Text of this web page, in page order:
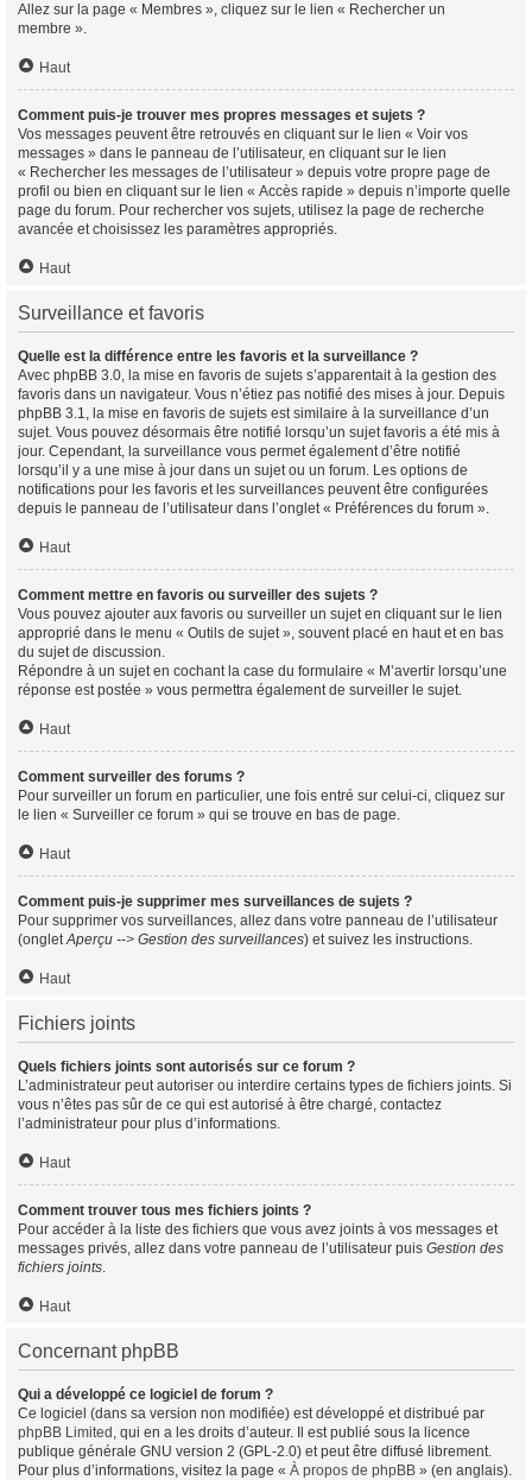
Allez sur la page « Membres », cliquez sur le lien « Rechercher un
membre ».
Haut
Comment puis-je trouver mes propres messages et sujets ?
Vos messages peuvent être retrouvés en cliquant sur le lien « Voir vos
messages » dans le panneau de l’utilisateur, en cliquant sur le lien
« Rechercher les messages de l’utilisateur » depuis votre propre page de
profil ou bien en cliquant sur le lien « Accès rapide » depuis n’importe quelle
page du forum. Pour rechercher vos sujets, utilisez la page de recherche
avancée et choisissez les paramètres appropriés.
Haut
Surveillance et favoris
Quelle est la différence entre les favoris et la surveillance ?
Avec phpBB 3.0, la mise en favoris de sujets s’apparentait à la gestion des
favoris dans un navigateur. Vous n’étiez pas notifié des mises à jour. Depuis
phpBB 3.1, la mise en favoris de sujets est similaire à la surveillance d’un
sujet. Vous pouvez désormais être notifié lorsqu’un sujet favoris a été mis à
jour. Cependant, la surveillance vous permet également d’être notifié
lorsqu’il y a une mise à jour dans un sujet ou un forum. Les options de
notifications pour les favoris et les surveillances peuvent être configurées
depuis le panneau de l’utilisateur dans l’onglet « Préférences du forum ».
Haut
Comment mettre en favoris ou surveiller des sujets ?
Vous pouvez ajouter aux favoris ou surveiller un sujet en cliquant sur le lien
approprié dans le menu « Outils de sujet », souvent placé en haut et en bas
du sujet de discussion.
Répondre à un sujet en cochant la case du formulaire « M’avertir lorsqu’une
réponse est postée » vous permettra également de surveiller le sujet.
Haut
Comment surveiller des forums ?
Pour surveiller un forum en particulier, une fois entré sur celui-ci, cliquez sur
le lien « Surveiller ce forum » qui se trouve en bas de page.
Haut
Comment puis-je supprimer mes surveillances de sujets ?
Pour supprimer vos surveillances, allez dans votre panneau de l’utilisateur
(ongletAperçu --> Gestion des surveillances) et suivez les instructions.
Haut
Fichiers joints
Quels fichiers joints sont autorisés sur ce forum ?
L’administrateur peut autoriser ou interdire certains types de fichiers joints. Si
vous n’êtes pas sûr de ce qui est autorisé à être chargé, contactez
l’administrateur pour plus d’informations.
Haut
Comment trouver tous mes fichiers joints ?
Pour accéder à la liste des fichiers que vous avez joints à vos messages et
messages privés, allez dans votre panneau de l’utilisateur puis Gestion des
fichiers joints.
Haut
Concernant phpBB
Qui a développé ce logiciel de forum ?
Ce logiciel (dans sa version non modifiée) est développé et distribué par
phpBB Limited , qui en a les droits d’auteur. Il est publié sous la licence
publique générale GNU version 2 (GPL-2.0) et peut être diffusé librement.
Pour plus d’informations, visitez la page « À propos de phpBB » (en anglais).